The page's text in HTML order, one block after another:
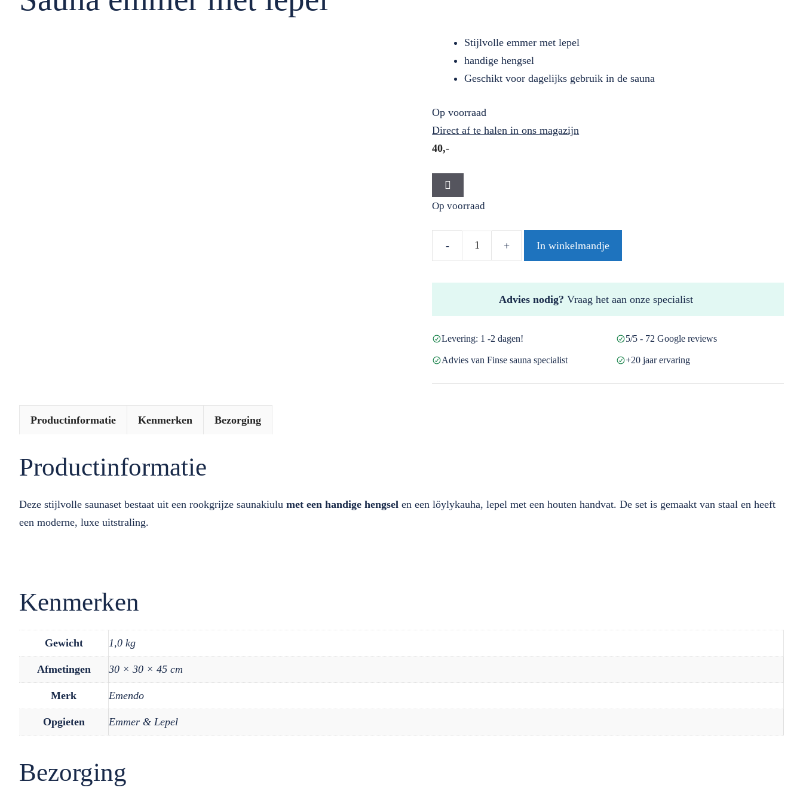
Stijlvolle emmer met lepel
handige hengsel
Geschikt voor dagelijks gebruik in de sauna
Op voorraad
Direct af te halen in ons magazijn
40,-
Op voorraad
In winkelmandje
Advies nodig? Vraag het aan onze specialist
Levering: 1 -2 dagen! 5/5 - 72 Google reviews
Advies van Finse sauna specialist +20 jaar ervaring
Productinformatie Kenmerken Bezorging
Productinformatie
Deze stijlvolle saunaset bestaat uit een rookgrijze saunakiulu met een handige hengsel en een löylykauha, lepel met een houten handvat. De set is gemaakt van staal en heeft
een moderne, luxe uitstraling.
Kenmerken
Gewicht 1,0 kg
Afmetingen 30 × 30 × 45 cm
Merk Emendo
Opgieten Emmer & Lepel
Bezorging